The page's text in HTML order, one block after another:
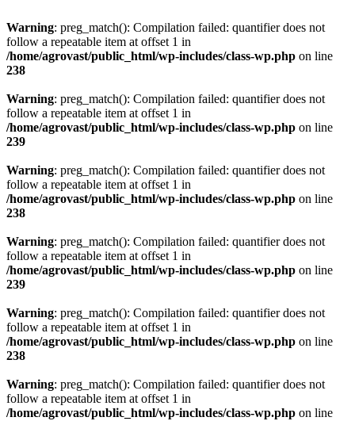
Warning: preg_match(): Compilation failed: quantifier does not
follow a repeatable item at offset 1 in
/home/agrovast/public_html/wp-includes/class-wp.php on line
238
Warning: preg_match(): Compilation failed: quantifier does not
follow a repeatable item at offset 1 in
/home/agrovast/public_html/wp-includes/class-wp.php on line
239
Warning: preg_match(): Compilation failed: quantifier does not
follow a repeatable item at offset 1 in
/home/agrovast/public_html/wp-includes/class-wp.php on line
238
Warning: preg_match(): Compilation failed: quantifier does not
follow a repeatable item at offset 1 in
/home/agrovast/public_html/wp-includes/class-wp.php on line
239
Warning: preg_match(): Compilation failed: quantifier does not
follow a repeatable item at offset 1 in
/home/agrovast/public_html/wp-includes/class-wp.php on line
238
Warning: preg_match(): Compilation failed: quantifier does not
follow a repeatable item at offset 1 in
/home/agrovast/public_html/wp-includes/class-wp.php on line